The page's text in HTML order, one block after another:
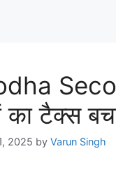
का टैक्स
2025 by Varun Singh